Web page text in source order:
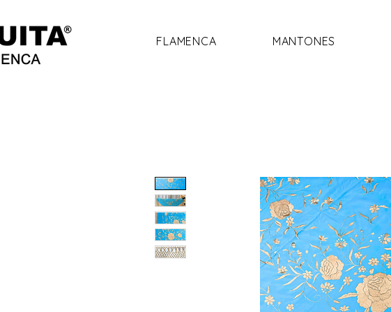
FLAMENCA MANTONES